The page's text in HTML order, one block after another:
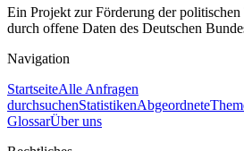
Ein Projekt zur Förderung der politischen
durch offene Daten des Deutschen
Navigation
StartseiteAlle Anfragen
durchsuchenStatistikenAbgeordnete
GlossarÜber uns